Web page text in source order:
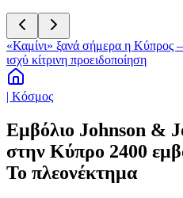
«Καμίνι» ξανά σήμερα η Κύπρος
ισχύ κίτρινη προειδοποίηση
| Κόσμος
Εμβόλιο Johnson &
στην Κύπρο 2400
Το πλεονέκτημα